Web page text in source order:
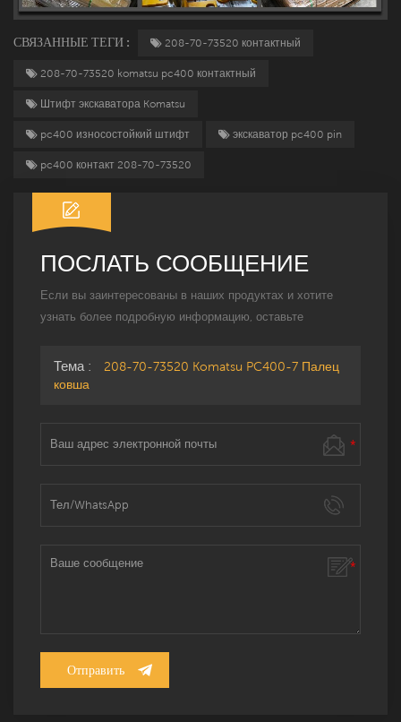
СВЯЗАННЫЕ ТЕГИ : 208-70-73520 контактный
208-70-73520 komatsu pc400 контактный
Штифт экскаватора Komatsu
pc400 износостойкий штифт экскаватор pc400 pin
pc400 контакт 208-70-73520
ПОСЛАТЬ СООБЩЕНИЕ
Если вы заинтересованы в наших продуктах и ​​хотите
узнать более подробную информацию, оставьте
сможем.
Тема :
208-70-73520 Komatsu PC400-7 Палец
ковша